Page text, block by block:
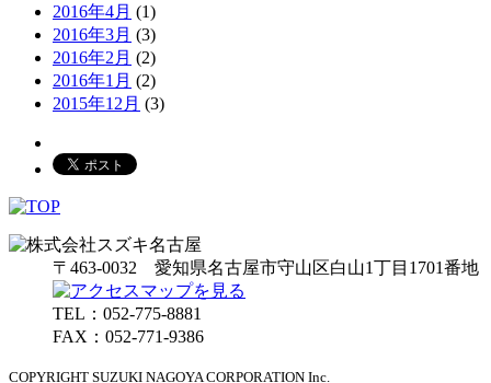
2016年4月 (1)
2016年3月 (3)
2016年2月 (2)
2016年1月 (2)
2015年12月 (3)
〒463-0032 愛知県名古屋市守山区白山1丁目1701番地
TEL：052-775-8881
FAX：052-771-9386
COPYRIGHT SUZUKI NAGOYA CORPORATION Inc.